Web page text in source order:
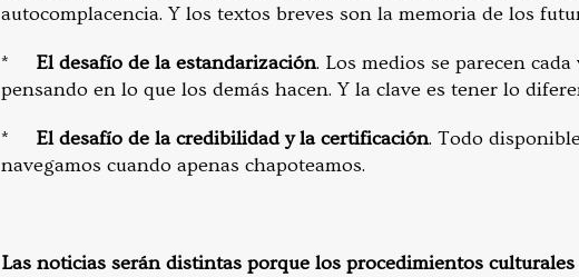
autocomplacencia. Y los textos breves son la memoria de los
* El desafío de la estandarización. Los medios se parecen
pensando en lo que los demás hacen. Y la clave es tener lo
* El desafío de la credibilidad y la certificación. Todo
navegamos cuando apenas chapoteamos.
Las noticias serán distintas porque los procedimientos